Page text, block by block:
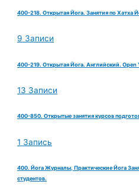
400-218. Открытая Йога. Занятия по Хатха
9 Записи
400-219. Открытая Йога. Английский.
13 Записи
400-850. Открытые занятия курсов
1 Запись
400. Йога Журналы, Практические Йога
студентов.